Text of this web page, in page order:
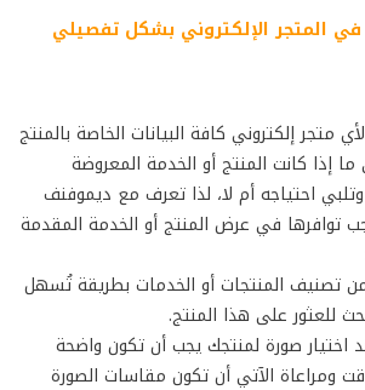
في المتجر الإلكتروني بشكل تفصيلي
متجر إلكتروني كافة البيانات الخاصة بالمنتج
إذا كانت المنتج أو الخدمة المعروضة
احتياجه أم لا، لذا تعرف مع ديموفنف
توافرها في عرض المنتج أو الخدمة المقدمة
تصنيف المنتجات أو الخدمات بطريقة تُسهل
للعثور على هذا المنتج.
اختيار صورة لمنتجك يجب أن تكون واضحة
ومراعاة الآتي أن تكون مقاسات الصورة